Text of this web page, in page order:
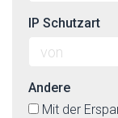
IP Schutzart
Andere
Mit der